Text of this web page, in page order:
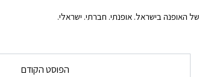
האופנה בישראל. אופנתי. חברתי. ישראלי.
הפוסט הקודם